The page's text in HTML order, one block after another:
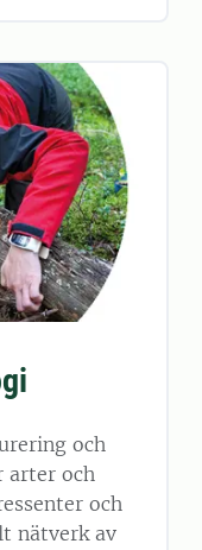
och
arter och
och
nätverk av